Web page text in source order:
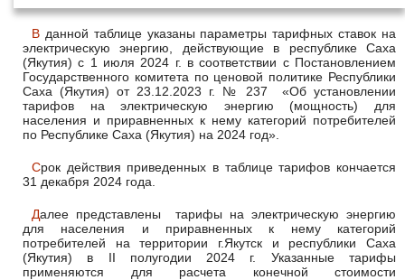
В данной таблице указаны параметры тарифных ставок на
электрическую энергию, действующие в республике Саха
(Якутия) с 1 июля 2024 г. в соответствии с Постановлением
Государственного комитета по ценовой политике Республики
Саха (Якутия) от 23.12.2023 г. № 237 «Об установлении
тарифов на электрическую энергию (мощность) для
населения и приравненных к нему категорий потребителей
по Республике Саха (Якутия) на 2024 год».
Срок действия приведенных в таблице тарифов кончается
31 декабря 2024 года.
Далее представлены тарифы на электрическую энергию
для населения и приравненных к нему категорий
потребителей на территории г.Якутск и республики Саха
(Якутия) в II полугодии 2024 г. Указанные тарифы
применяются для расчета конечной стоимости